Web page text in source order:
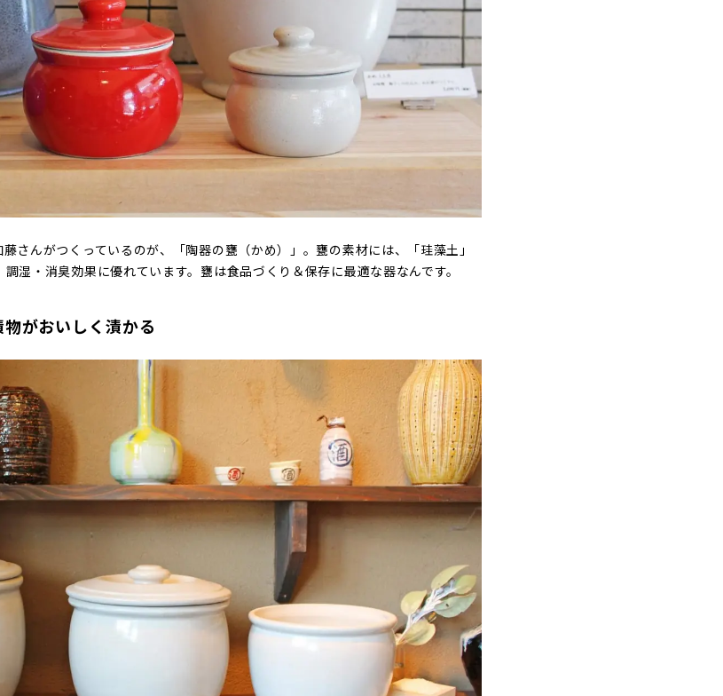
さんがつくっているのが、「陶器の甕（かめ）」。甕の素材には、「珪藻土」
湿・消臭効果に優れています。甕は食品づくり＆保存に最適な器なんです。
がおいしく漬かる